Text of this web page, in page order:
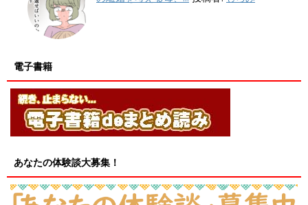
電子書籍
あなたの体験談大募集！